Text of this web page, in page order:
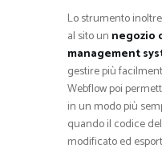
Lo strumento
al sito un negozio
management
gestire più
Webflow poi
in un modo più
quando il codice
modificato ed